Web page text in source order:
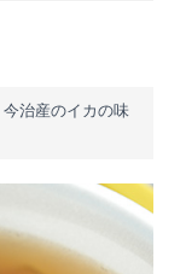
治産のイカの味